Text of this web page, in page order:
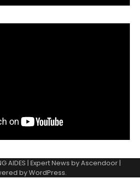
AIDES | Expert News byAscendoor|
byWordPress.